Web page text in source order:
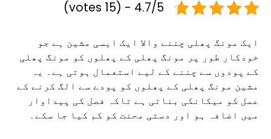
4.7/5 - (15 votes)
ایک مونگ پھلی چننے والا ایک ایسی مشین ہے جو
خودکار طور پر مونگ پھلی کے پھلوں کو مونگ پھلی
کے پودوں سے چننے کے لیے استعمال ہوتی ہے۔ یہ
مشین مونگ پھلی کے پھلوں کو پودے سے الگ کرنے کے
عمل کو میکانکی بناتی ہے تاکہ فصل کی پیداوار
میں اضافہ ہو اور دستی محنت کو کم کیا جا سکے۔